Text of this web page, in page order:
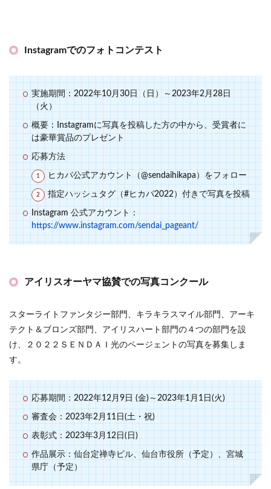
Instagramでのフォトコンテスト
実施期間：2022年10月30日（日）～2023年2月28日
（火）
概要：Instagramに写真を投稿した方の中から、受賞者に
は豪華賞品のプレゼント
応募方法
ヒカパ公式アカウント（@sendaihikapa）をフォロー
指定ハッシュタグ（#ヒカパ2022）付きで写真を投稿
Instagram 公式アカウント：
https://www.instagram.com/sendai_pageant/
アイリスオーヤマ協賛での写真コンクール
スターライトファンタジー部門、キラキラスマイル部門、アーキ
テクト＆ブロンズ部門、アイリスハート部門の４つの部門を設
け、２０２２ＳＥＮＤＡＩ光のページェントの写真を募集しま
す。
応募期間：2022年12月9日 (金)～2023年1月1日(火)
審査会：2023年2月11日(土・祝)
表彰式：2023年3月12日(日)
作品展示：仙台定禅寺ビル、仙台市役所（予定）、宮城
県庁（予定）